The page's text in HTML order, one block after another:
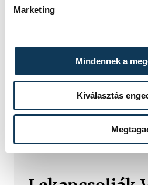
Marketing
Mindennek a
Kiválasztás
TOVÁBBI
ENERGIAVÁLSÁG